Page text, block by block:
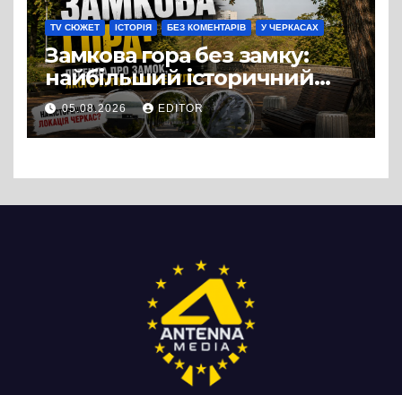
TV СЮЖЕТ ІСТОРІЯ БЕЗ КОМЕНТАРІВ У ЧЕРКАСАХ
Замкова гора без замку:
найбільший історичний
міф Черкас
05.08.2026 EDITOR